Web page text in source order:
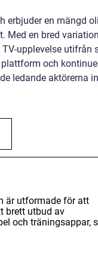
erbjuder en mängd
Med en bred
upplevelse utifrån
och
ledande aktörerna
är utformade för att
brett utbud av
och träningsappar,